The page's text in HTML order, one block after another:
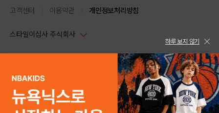
고객센터 이용약관 개인정보처리방침
스타일이십사 주식회사
주소 : 서울시 강남구 논현로 633, 6층 (논현동, 한세엠케이빌딩)
사업자등록번호 : 116-81-32499
통신판매업신고번호 : 제 2024-서울강남-04239
스타일24 고객센터 1544-5336
평일 09:00~ 18:00 (토/일/공휴일 휴무)
help Email : help@style24.com
COPYRIGHTⓒ2021 STYLE24 ALL RIGHTS RESERVED.
하루 보지 않기